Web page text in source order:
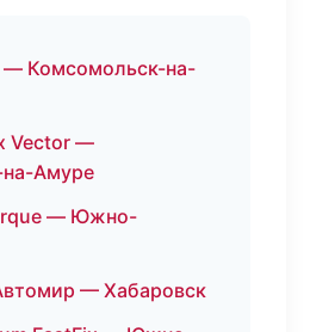
— Комсомольск-на-
Vector —
Амуре
— Южно-
— Хабаровск